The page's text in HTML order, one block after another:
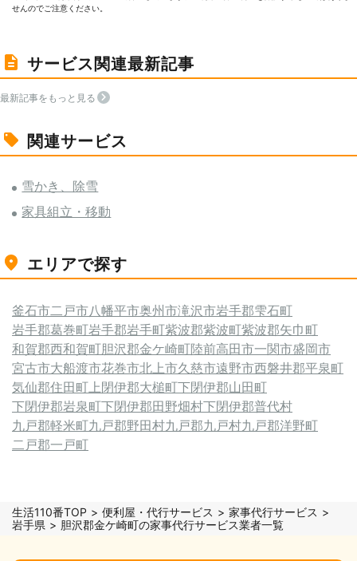
せんのでご注意ください。
サービス関連最新記事
最新記事をもっと見る
関連サービス
雪かき、除雪
家具組立・移動
エリアで探す
釜石市二戸市八幡平市奥州市滝沢市岩手郡雫石町
岩手郡葛巻町岩手郡岩手町紫波郡紫波町紫波郡矢巾町
和賀郡西和賀町胆沢郡金ケ崎町陸前高田市一関市盛岡市
宮古市大船渡市花巻市北上市久慈市遠野市西磐井郡平泉町
気仙郡住田町上閉伊郡大槌町下閉伊郡山田町
下閉伊郡岩泉町下閉伊郡田野畑村下閉伊郡普代村
九戸郡軽米町九戸郡野田村九戸郡九戸村九戸郡洋野町
二戸郡一戸町
生活110番TOP 便利屋・代行サービス
家事代行サービス
岩手県
胆沢郡金ケ崎町の家事代行サービス業者一覧